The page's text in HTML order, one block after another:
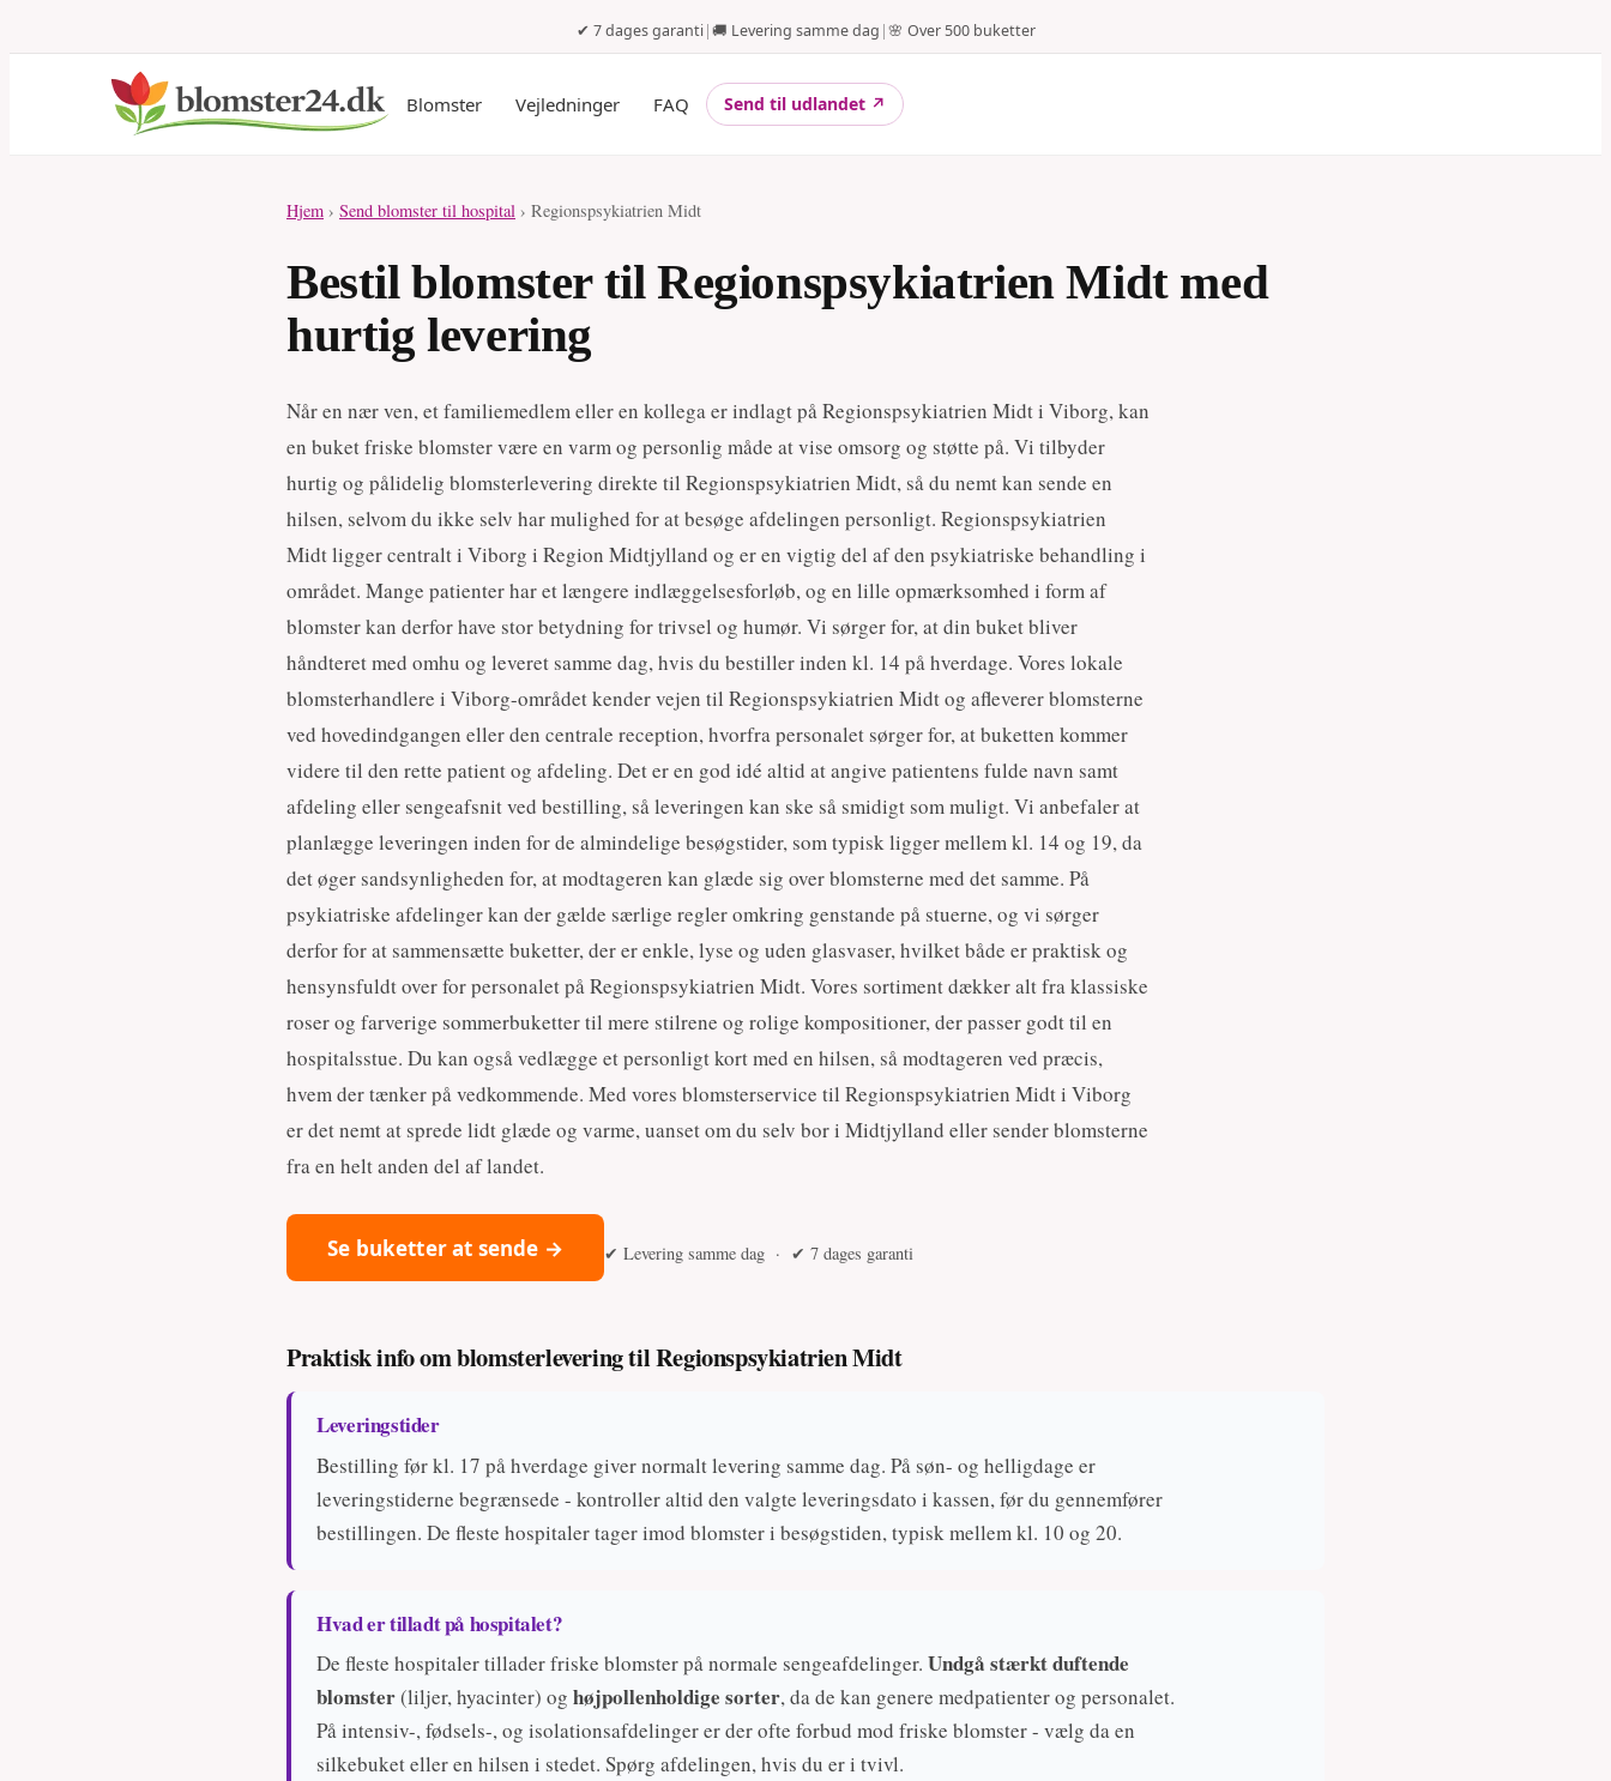
✔ 7 dages garanti|🚚 Levering samme dag |🌸 Over 500 buketter
Blomster Vejledninger FAQ Send til udlandet ↗
Hjem › Send blomster til hospital › Regionspsykiatrien Midt
Bestil blomster til Regionspsykiatrien Midt med
hurtig levering
Når en nær ven, et familiemedlem eller en kollega er indlagt på Regionspsykiatrien Midt i Viborg, kan
en buket friske blomster være en varm og personlig måde at vise omsorg og støtte på. Vi tilbyder
hurtig og pålidelig blomsterlevering direkte til Regionspsykiatrien Midt, så du nemt kan sende en
hilsen, selvom du ikke selv har mulighed for at besøge afdelingen personligt. Regionspsykiatrien
Midt ligger centralt i Viborg i Region Midtjylland og er en vigtig del af den psykiatriske behandling i
området. Mange patienter har et længere indlæggelsesforløb, og en lille opmærksomhed i form af
blomster kan derfor have stor betydning for trivsel og humør. Vi sørger for, at din buket bliver
håndteret med omhu og leveret samme dag, hvis du bestiller inden kl. 14 på hverdage. Vores lokale
blomsterhandlere i Viborg-området kender vejen til Regionspsykiatrien Midt og afleverer blomsterne
ved hovedindgangen eller den centrale reception, hvorfra personalet sørger for, at buketten kommer
videre til den rette patient og afdeling. Det er en god idé altid at angive patientens fulde navn samt
afdeling eller sengeafsnit ved bestilling, så leveringen kan ske så smidigt som muligt. Vi anbefaler at
planlægge leveringen inden for de almindelige besøgstider, som typisk ligger mellem kl. 14 og 19, da
det øger sandsynligheden for, at modtageren kan glæde sig over blomsterne med det samme. På
psykiatriske afdelinger kan der gælde særlige regler omkring genstande på stuerne, og vi sørger
derfor for at sammensætte buketter, der er enkle, lyse og uden glasvaser, hvilket både er praktisk og
hensynsfuldt over for personalet på Regionspsykiatrien Midt. Vores sortiment dækker alt fra klassiske
roser og farverige sommerbuketter til mere stilrene og rolige kompositioner, der passer godt til en
hospitalsstue. Du kan også vedlægge et personligt kort med en hilsen, så modtageren ved præcis,
hvem der tænker på vedkommende. Med vores blomsterservice til Regionspsykiatrien Midt i Viborg
er det nemt at sprede lidt glæde og varme, uanset om du selv bor i Midtjylland eller sender blomsterne
fra en helt anden del af landet.
Se buketter at sende → ✔ Levering samme dag · ✔ 7 dages garanti
Praktisk info om blomsterlevering til Regionspsykiatrien Midt
Leveringstider
Bestilling før kl. 17 på hverdage giver normalt levering samme dag. På søn- og helligdage er
leveringstiderne begrænsede - kontroller altid den valgte leveringsdato i kassen, før du gennemfører
bestillingen. De fleste hospitaler tager imod blomster i besøgstiden, typisk mellem kl. 10 og 20.
Hvad er tilladt på hospitalet?
De fleste hospitaler tillader friske blomster på normale sengeafdelinger.Undgå stærkt duftende
blomster(liljer, hyacinter) oghøjpollenholdige sorter, da de kan genere medpatienter og personalet.
På intensiv-, fødsels-, og isolationsafdelinger er der ofte forbud mod friske blomster - vælg da en
silkebuket eller en hilsen i stedet. Spørg afdelingen, hvis du er i tvivl.